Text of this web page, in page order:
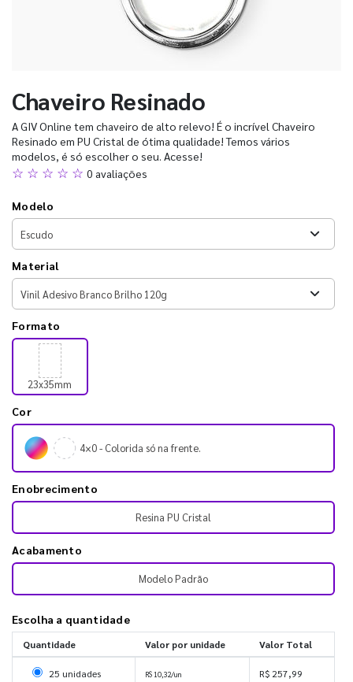
Chaveiro Resinado
A GIV Online tem chaveiro de alto relevo! É o incrível Chaveiro
Resinado em PU Cristal de ótima qualidade! Temos vários
modelos, é só escolher o seu. Acesse!
☆ ☆ ☆ ☆ ☆ 0 avaliações
Modelo
Material
Formato
23x35mm
Cor
4×0 - Colorida só na frente.
Enobrecimento
Resina PU Cristal
Acabamento
Modelo Padrão
Escolha a quantidade
Quantidade Valor por unidade Valor Total
Selecionar 25 unidades
25 unidades R$ 10,32/un R$ 257,99